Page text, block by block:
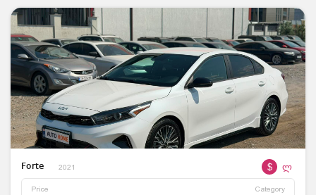
Forte 2021 $ ლ
Price Category